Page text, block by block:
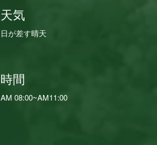
天気
日が差す晴天
時間
AM 08:00~AM11:00